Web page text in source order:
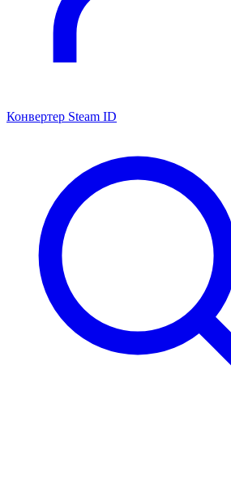
Конвертер Steam ID